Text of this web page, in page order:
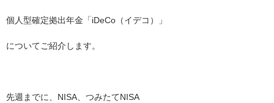
個人型確定拠出年金「iDeCo（イデコ）」
についてご紹介します。
先週までに、NISA、つみたてNISA